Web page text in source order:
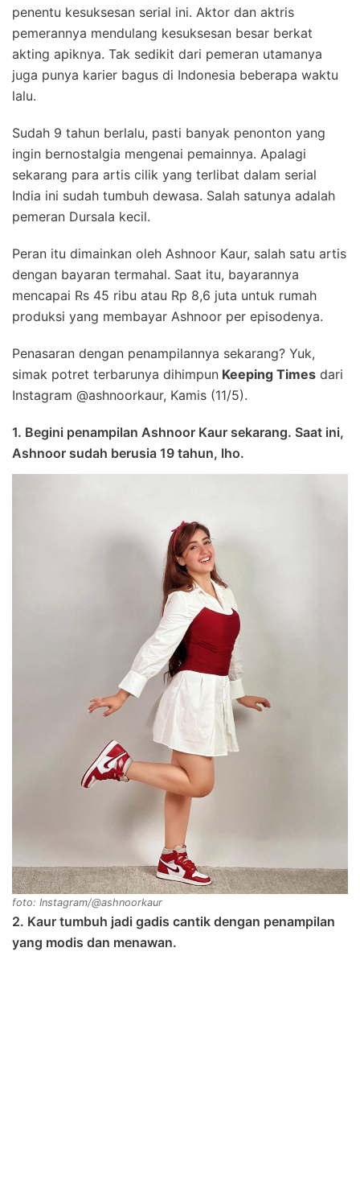
penentu kesuksesan serial ini. Aktor dan aktris
pemerannya mendulang kesuksesan besar berkat
akting apiknya. Tak sedikit dari pemeran utamanya
juga punya karier bagus di Indonesia beberapa waktu
lalu.
Sudah 9 tahun berlalu, pasti banyak penonton yang
ingin bernostalgia mengenai pemainnya. Apalagi
sekarang para artis cilik yang terlibat dalam serial
India ini sudah tumbuh dewasa. Salah satunya adalah
pemeran Dursala kecil.
Peran itu dimainkan oleh Ashnoor Kaur, salah satu artis
dengan bayaran termahal. Saat itu, bayarannya
mencapai Rs 45 ribu atau Rp 8,6 juta untuk rumah
produksi yang membayar Ashnoor per episodenya.
Penasaran dengan penampilannya sekarang? Yuk,
simak potret terbarunya dihimpun Keeping Times dari
Instagram @ashnoorkaur, Kamis (11/5).
1. Begini penampilan Ashnoor Kaur sekarang. Saat ini,
Ashnoor sudah berusia 19 tahun, lho.
foto: Instagram/@ashnoorkaur
2. Kaur tumbuh jadi gadis cantik dengan penampilan
yang modis dan menawan.